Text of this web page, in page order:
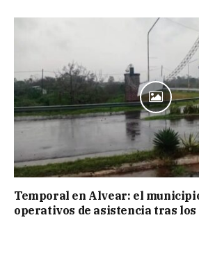
Temporal en Alvear: el
operativos de asistencia tras los